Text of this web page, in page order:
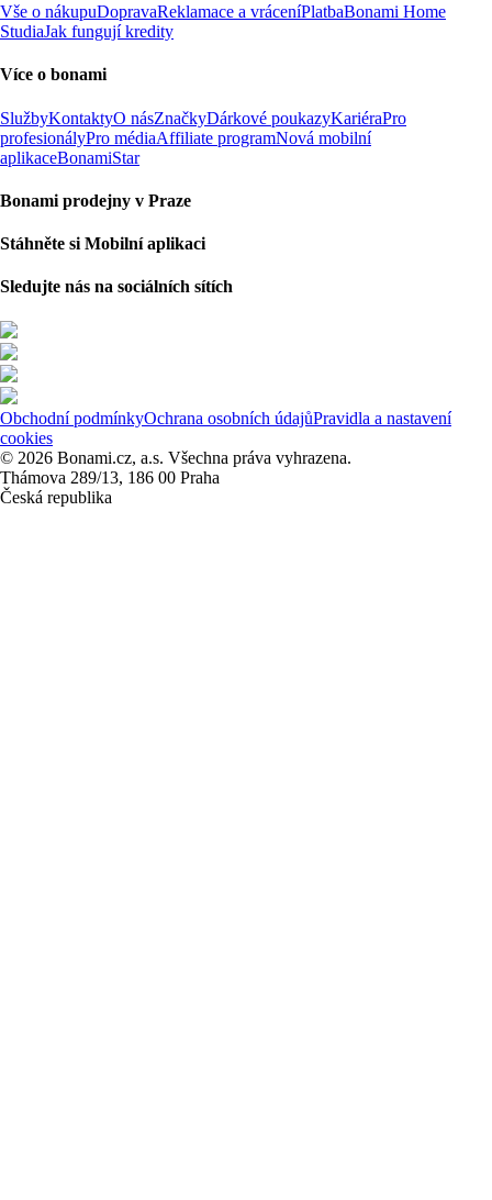
Vše o nákupuDopravaReklamace a vráceníPlatbaBonami Home
StudiaJak fungují kredity
Více o bonami
SlužbyKontaktyO násZnačkyDárkové poukazyKariéraPro
profesionályPro médiaAffiliate programNová mobilní
aplikaceBonamiStar
Bonami prodejny v Praze
Stáhněte si Mobilní aplikaci
Sledujte nás na sociálních sítích
Obchodní podmínkyOchrana osobních údajůPravidla a nastavení
cookies
© 2026 Bonami.cz, a.s. Všechna práva vyhrazena.
Thámova 289/13, 186 00 Praha
Česká republika